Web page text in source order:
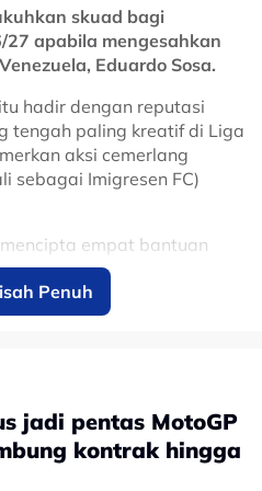
skuad bagi
apabila mengesahkan
Eduardo Sosa.
hadir dengan reputasi
tengah paling kreatif di Liga
aksi cemerlang
sebagai Imigresen FC)
empat bantuan
antara pemain import
domestik.
dan kebolehan
mampu memecahkan
Sosa turut memiliki
Penuh
jadi pentas MotoGP
kontrak hingga